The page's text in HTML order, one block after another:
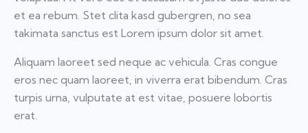
et ea rebum. Stet clita kasd gubergren, no sea
takimata sanctus est Lorem ipsum dolor sit amet.
Aliquam laoreet sed neque ac vehicula. Cras congue
eros nec quam laoreet, in viverra erat bibendum. Cras
turpis urna, vulputate at est vitae, posuere lobortis
erat.